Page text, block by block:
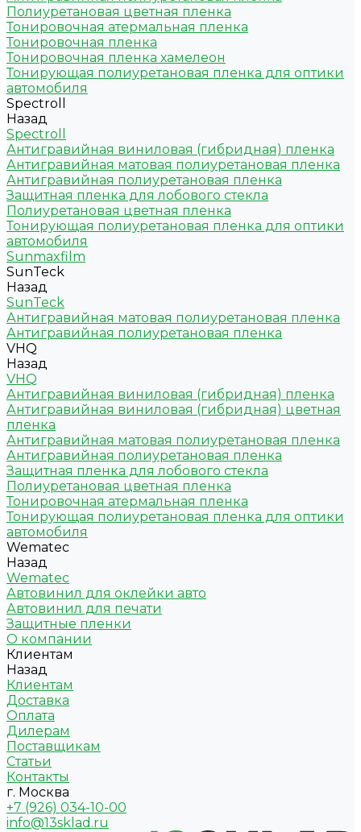
Полиуретановая цветная пленка
Тонировочная атермальная пленка
Тонировочная пленка
Тонировочная пленка хамелеон
Тонирующая полиуретановая пленка для оптики
автомобиля
Spectroll
Назад
Spectroll
Антигравийная виниловая (гибридная) пленка
Антигравийная матовая полиуретановая пленка
Антигравийная полиуретановая пленка
Защитная пленка для лобового стекла
Полиуретановая цветная пленка
Тонирующая полиуретановая пленка для оптики
автомобиля
Sunmaxfilm
SunTeck
Назад
SunTeck
Антигравийная матовая полиуретановая пленка
Антигравийная полиуретановая пленка
VHQ
Назад
VHQ
Антигравийная виниловая (гибридная) пленка
Антигравийная виниловая (гибридная) цветная
пленка
Антигравийная матовая полиуретановая пленка
Антигравийная полиуретановая пленка
Защитная пленка для лобового стекла
Полиуретановая цветная пленка
Тонировочная атермальная пленка
Тонирующая полиуретановая пленка для оптики
автомобиля
Wematec
Назад
Wematec
Автовинил для оклейки авто
Автовинил для печати
Защитные пленки
О компании
Клиентам
Назад
Клиентам
Доставка
Оплата
Дилерам
Поставщикам
Статьи
Контакты
г. Москва
+7 (926) 034-10-00
info@13sklad.ru